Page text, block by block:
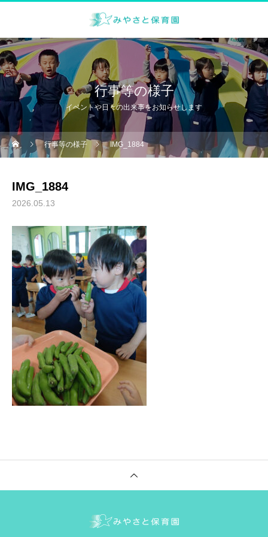
行事等の様子
イベントや日々の出来事をお知らせします
行事等の様子 IMG_1884
IMG_1884
2026.05.13